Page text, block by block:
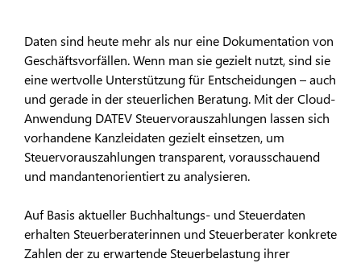
Daten sind heute mehr als nur eine Dokumentation von
Geschäftsvorfällen. Wenn man sie gezielt nutzt, sind sie
eine wertvolle Unterstützung für Entscheidungen – auch
und gerade in der steuerlichen Beratung. Mit der Cloud-
Anwendung DATEV Steuervorauszahlungen lassen sich
vorhandene Kanzleidaten gezielt einsetzen, um
Steuervorauszahlungen transparent, vorausschauend
und mandantenorientiert zu analysieren.
Auf Basis aktueller Buchhaltungs- und Steuerdaten
erhalten Steuerberaterinnen und Steuerberater konkrete
Zahlen der zu erwartende Steuerbelastung ihrer